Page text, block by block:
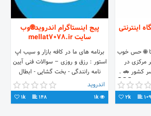
اینترنتی
🌐 حس خوب
مرکزی در
کشور 🚗 .
کنید👇👇👇
https://cafebazaar.ir/app/
109
2k
پیج اینستاگرام اندروید🌐وب
سایت mellat7078.ir
برنامه های ما در کافه بازار و سیب اپ
استور : رزق و روزی – سوالات فنی آیین
نامه رانندگی - بخت گشایی - ابطال
سحر - دعای محبت -کلیدهای غیب ...
کلیک کنید
اندروید
1k
148
1k